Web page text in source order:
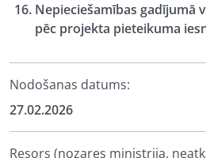
Nepieciešamības gadījumā
pēc projekta pieteikuma
Nodošanas datums:
27.02.2026
Resors (nozares ministrija,